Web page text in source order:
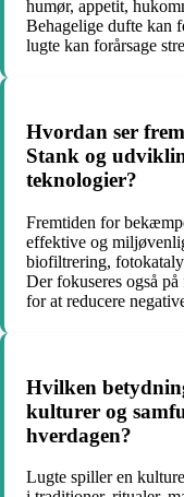
humør, appetit,
Behagelige dufte kan
lugte kan forårsage
Hvordan ser
Stank og
teknologier?
Fremtiden for
effektive og
biofiltrering,
Der fokuseres også
for at reducere
Hvilken
kulturer og
hverdagen?
Lugte spiller en